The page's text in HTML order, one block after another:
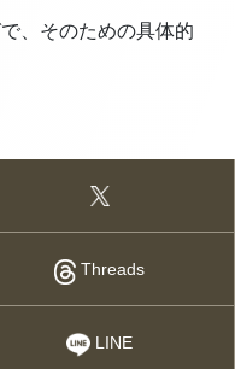
、そのための具体的
Threads
LINE